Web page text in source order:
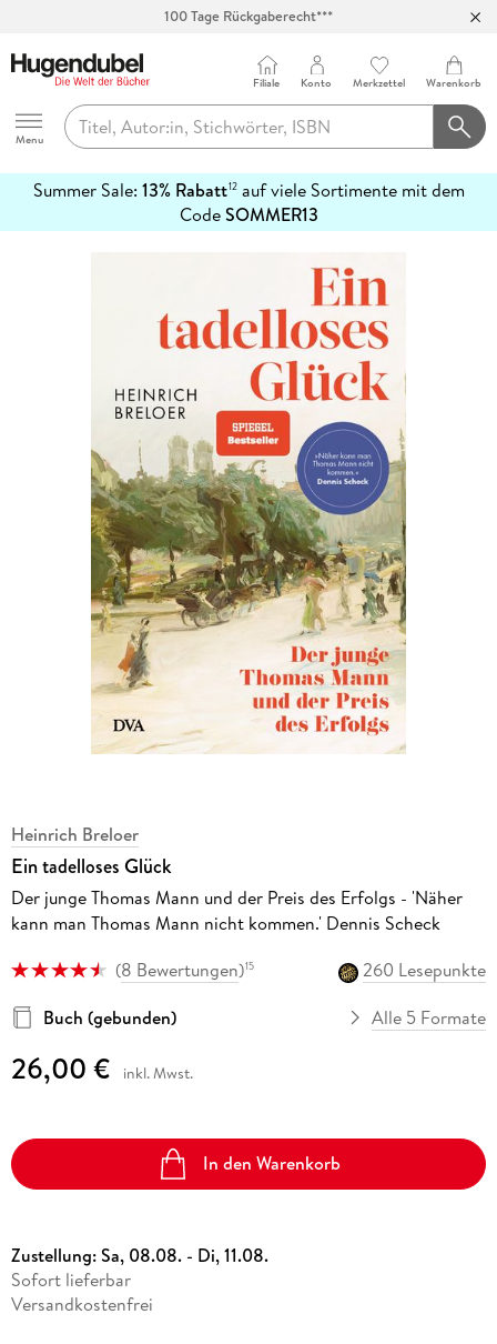
100 Tage Rückgaberecht***
Hugendubel
Menu
Filiale Konto Merkzettel Warenkorb
Summer Sale: 13% Rabatt12auf viele Sortimente mit dem
CodeSOMMER13
erfahren
Heinrich Breloer
Ein tadelloses Glück
Der junge Thomas Mann und der Preis des Erfolgs - 'Näher
kann man Thomas Mann nicht kommen.' Dennis Scheck
(8 Bewertungen)15
260 Lesepunkte
Buch (gebunden)
Alle 5 Formate
26,00 € inkl. Mwst.
In den Warenkorb
Zustellung:Sa, 08.08. - Di, 11.08.
Sofort lieferbar
Versandkostenfrei